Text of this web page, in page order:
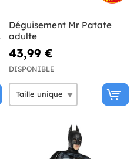
Déguisement Mr Patate
adulte
43,99 €
DISPONIBLE